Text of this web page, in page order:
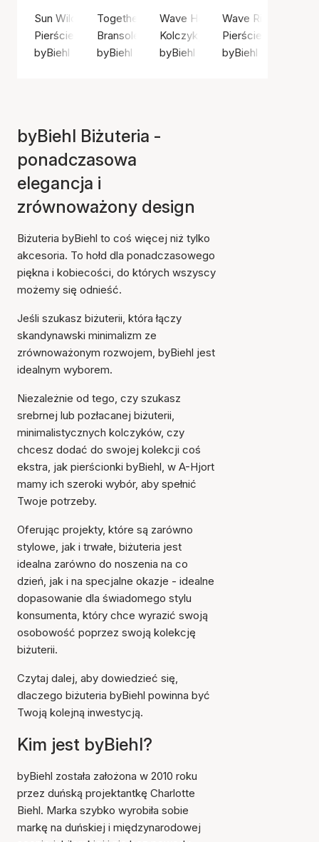
Sun Wild Ring
Pierścień, Kolor srebrny / Srebro próby 925
byBiehl
Together Family 4 Bracelet
Bransoletka, Kolor srebrny / Srebro próby
byBiehl
Wave Hoops
Kolczyk, Kolor srebrny / Srebro
byBiehl
Wave Ring Small
Pierścień, Złoty
byBiehl
byBiehl Biżuteria -
ponadczasowa
elegancja i
zrównoważony design
Biżuteria byBiehl to coś więcej niż tylko
akcesoria. To hołd dla ponadczasowego
piękna i kobiecości, do których wszyscy
możemy się odnieść.
Jeśli szukasz biżuterii, która łączy
skandynawski minimalizm ze
zrównoważonym rozwojem, byBiehl jest
idealnym wyborem.
Niezależnie od tego, czy szukasz
srebrnej lub pozłacanej biżuterii,
minimalistycznych kolczyków, czy
chcesz dodać do swojej kolekcji coś
ekstra, jak pierścionki byBiehl, w A-Hjort
mamy ich szeroki wybór, aby spełnić
Twoje potrzeby.
Oferując projekty, które są zarówno
stylowe, jak i trwałe, biżuteria jest
idealna zarówno do noszenia na co
dzień, jak i na specjalne okazje - idealne
dopasowanie dla świadomego stylu
konsumenta, który chce wyrazić swoją
osobowość poprzez swoją kolekcję
biżuterii.
Czytaj dalej, aby dowiedzieć się,
dlaczego biżuteria byBiehl powinna być
Twoją kolejną inwestycją.
Kim jest byBiehl?
byBiehl została założona w 2010 roku
przez duńską projektantkę Charlotte
Biehl. Marka szybko wyrobiła sobie
markę na duńskiej i międzynarodowej